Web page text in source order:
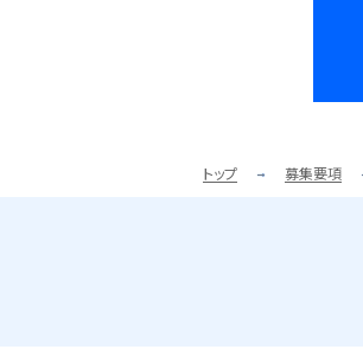
トップ 募集要項